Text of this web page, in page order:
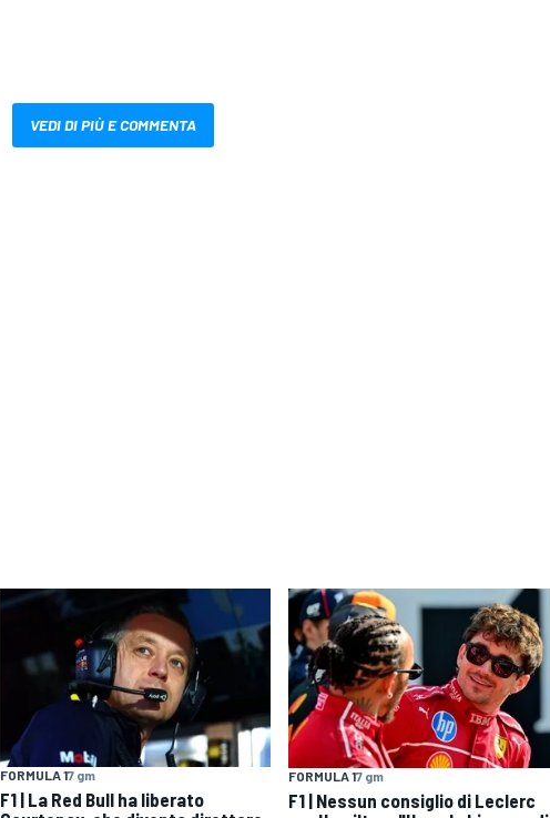
VEDI DI PIÙ E COMMENTA
FORMULA 17 gm
F1 | La Red Bull ha liberato
FORMULA 17 gm
F1 | Nessun consiglio di Leclerc